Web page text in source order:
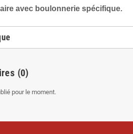
avec boulonnerie spécifique.
(0)
pour le moment.